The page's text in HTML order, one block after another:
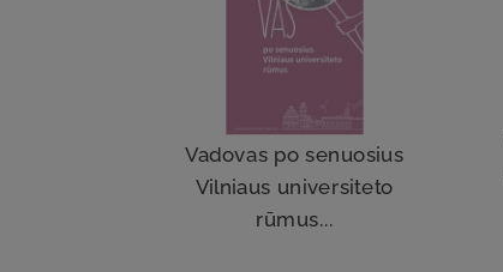
Vadovas po senuosius
Vilniaus universiteto
rūmus...